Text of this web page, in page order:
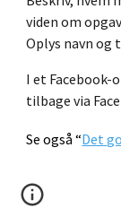
viden om
Oplys navn og
I et Facebook-
tilbage via
Se også “Det